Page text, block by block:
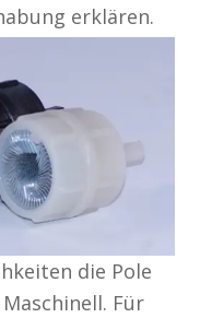
erklären.
die Pole
Für